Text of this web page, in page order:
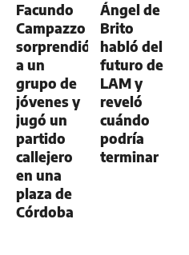
Facundo
Campazzo
sorprendió
a un
grupo de
jóvenes y
jugó un
partido
callejero
en una
plaza de
Córdoba
Ángel de
Brito
habló del
futuro de
LAM y
reveló
cuándo
podría
terminar